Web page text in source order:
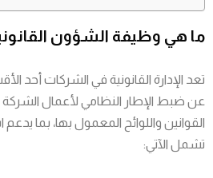
ما هي وظيفة الشؤون
تعد الإدارة القانونية في الشركات أحد
عن ضبط الإطار النظامي لأعمال
القوانين واللوائح المعمول بها، بما يدعم
تشمل الآتي: